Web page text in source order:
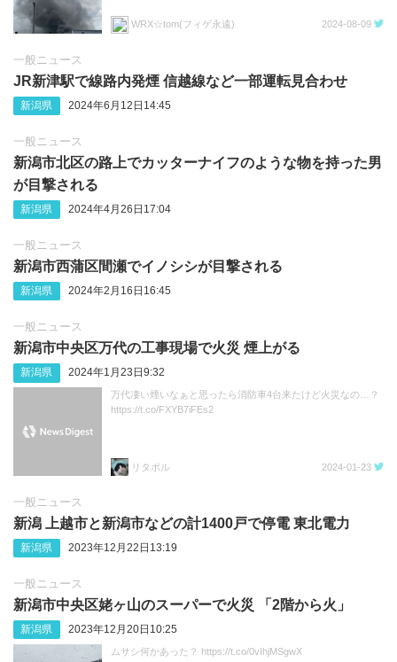
WRX☆tom(フィゲ永遠) 2024-08-09
一般ニュース
JR新津駅で線路内発煙 信越線など一部運転見合わせ
新潟県 2024年6月12日14:45
一般ニュース
新潟市北区の路上でカッターナイフのような物を持った男
が目撃される
新潟県 2024年4月26日17:04
一般ニュース
新潟市西蒲区間瀬でイノシシが目撃される
新潟県 2024年2月16日16:45
一般ニュース
新潟市中央区万代の工事現場で火災 煙上がる
新潟県 2024年1月23日9:32
万代凄い煙いなぁと思ったら消防車4台来たけど火災なの…？
https://t.co/FXYB7iFEs2
リタポル 2024-01-23
一般ニュース
新潟 上越市と新潟市などの計1400戸で停電 東北電力
新潟県 2023年12月22日13:19
一般ニュース
新潟市中央区姥ヶ山のスーパーで火災 「2階から火」
新潟県 2023年12月20日10:25
ムサシ何かあった？ https://t.co/0vIhjMSgwX